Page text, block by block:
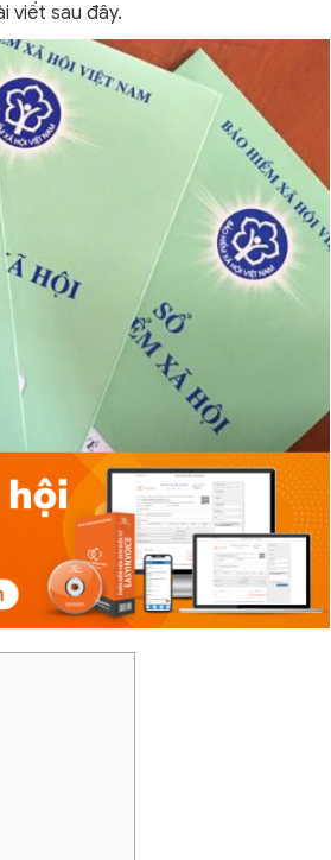
viết sau đây.